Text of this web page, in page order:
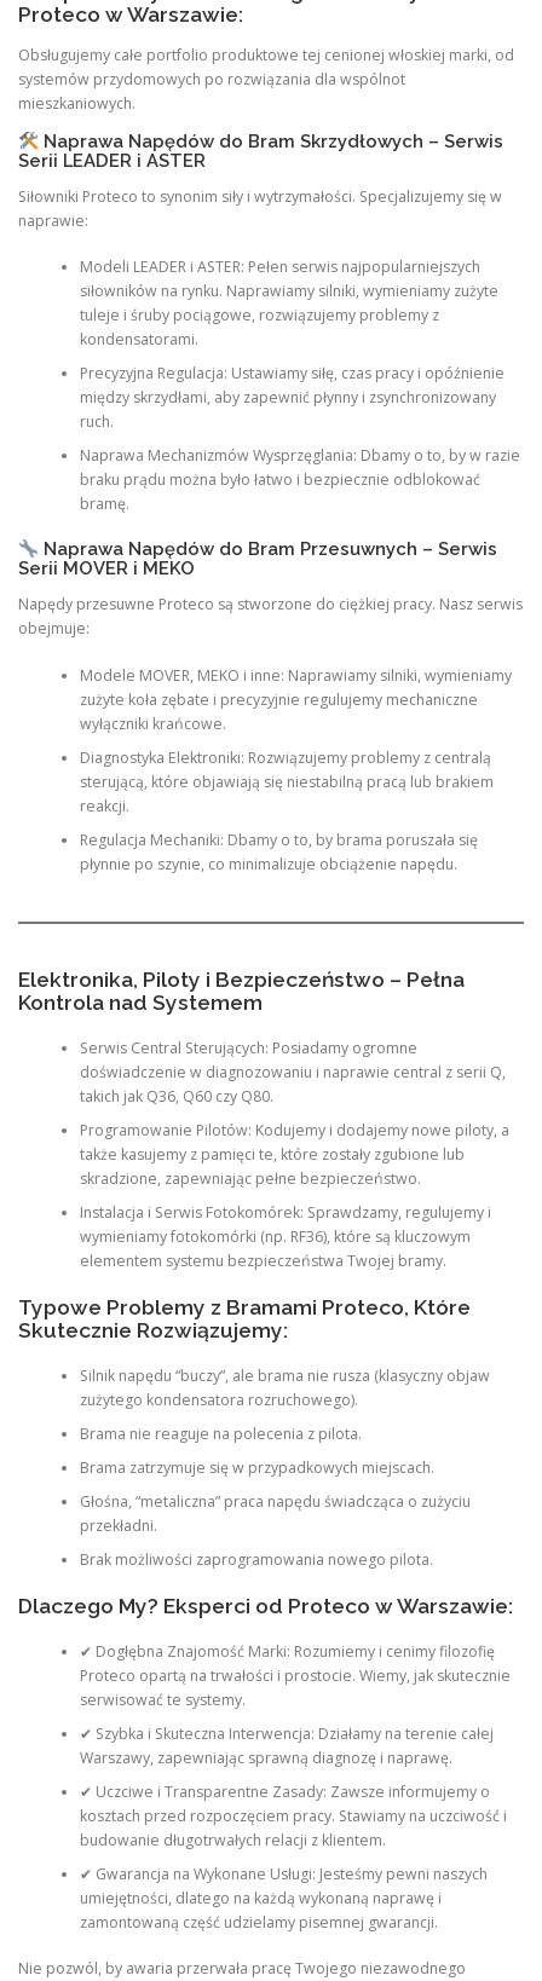
Proteco w Warszawie:
Obsługujemy całe portfolio produktowe tej cenionej włoskiej marki, od
systemów przydomowych po rozwiązania dla wspólnot
mieszkaniowych.
Naprawa Napędów do Bram Skrzydłowych – Serwis
Serii LEADER i ASTER
Siłowniki Proteco to synonim siły i wytrzymałości. Specjalizujemy się w
naprawie:
Modeli LEADER i ASTER: Pełen serwis najpopularniejszych
siłowników na rynku. Naprawiamy silniki, wymieniamy zużyte
tuleje i śruby pociągowe, rozwiązujemy problemy z
kondensatorami.
Precyzyjna Regulacja: Ustawiamy siłę, czas pracy i opóźnienie
między skrzydłami, aby zapewnić płynny i zsynchronizowany
ruch.
Naprawa Mechanizmów Wysprzęglania: Dbamy o to, by w razie
braku prądu można było łatwo i bezpiecznie odblokować
bramę.
Naprawa Napędów do Bram Przesuwnych – Serwis
Serii MOVER i MEKO
Napędy przesuwne Proteco są stworzone do ciężkiej pracy. Nasz serwis
obejmuje:
Modele MOVER, MEKO i inne: Naprawiamy silniki, wymieniamy
zużyte koła zębate i precyzyjnie regulujemy mechaniczne
wyłączniki krańcowe.
Diagnostyka Elektroniki: Rozwiązujemy problemy z centralą
sterującą, które objawiają się niestabilną pracą lub brakiem
reakcji.
Regulacja Mechaniki: Dbamy o to, by brama poruszała się
płynnie po szynie, co minimalizuje obciążenie napędu.
Elektronika, Piloty i Bezpieczeństwo – Pełna
Kontrola nad Systemem
Serwis Central Sterujących: Posiadamy ogromne
doświadczenie w diagnozowaniu i naprawie central z serii Q,
takich jak Q36, Q60 czy Q80.
Programowanie Pilotów: Kodujemy i dodajemy nowe piloty, a
także kasujemy z pamięci te, które zostały zgubione lub
skradzione, zapewniając pełne bezpieczeństwo.
Instalacja i Serwis Fotokomórek: Sprawdzamy, regulujemy i
wymieniamy fotokomórki (np. RF36), które są kluczowym
elementem systemu bezpieczeństwa Twojej bramy.
Typowe Problemy z Bramami Proteco, Które
Skutecznie Rozwiązujemy:
Silnik napędu “buczy”, ale brama nie rusza (klasyczny objaw
zużytego kondensatora rozruchowego).
Brama nie reaguje na polecenia z pilota.
Brama zatrzymuje się w przypadkowych miejscach.
Głośna, “metaliczna” praca napędu świadcząca o zużyciu
przekładni.
Brak możliwości zaprogramowania nowego pilota.
Dlaczego My? Eksperci od Proteco w Warszawie:
✔ Dogłębna Znajomość Marki: Rozumiemy i cenimy filozofię
Proteco opartą na trwałości i prostocie. Wiemy, jak skutecznie
serwisować te systemy.
✔ Szybka i Skuteczna Interwencja: Działamy na terenie całej
Warszawy, zapewniając sprawną diagnozę i naprawę.
✔ Uczciwe i Transparentne Zasady: Zawsze informujemy o
kosztach przed rozpoczęciem pracy. Stawiamy na uczciwość i
budowanie długotrwałych relacji z klientem.
✔ Gwarancja na Wykonane Usługi: Jesteśmy pewni naszych
umiejętności, dlatego na każdą wykonaną naprawę i
zamontowaną część udzielamy pisemnej gwarancji.
Nie pozwól, by awaria przerwała pracę Twojego niezawodnego